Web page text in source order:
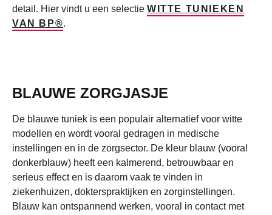
detail. Hier vindt u een selectie WITTE TUNIEKEN
VAN BP®.
BLAUWE ZORGJASJE
De blauwe tuniek is een populair alternatief voor witte
modellen en wordt vooral gedragen in medische
instellingen en in de zorgsector. De kleur blauw (vooral
donkerblauw) heeft een kalmerend, betrouwbaar en
serieus effect en is daarom vaak te vinden in
ziekenhuizen, dokterspraktijken en zorginstellingen.
Blauw kan ontspannend werken, vooral in contact met